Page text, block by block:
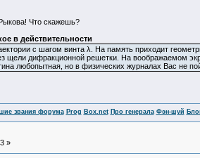
Что скажешь?
в действительности
с шагом винта λ. На память приходит
щели дифракционной решетки. На воображаемом
любопытная, но в физических журналах Вас не
звания форума Prog Box.net Про генерала Фэн-шуй
»